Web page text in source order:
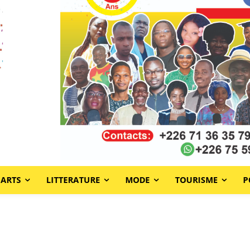
ARTS LITTERATURE MODE TOURISME